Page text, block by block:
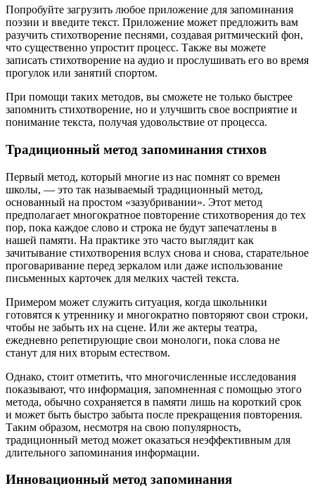
Попробуйте загрузить любое приложение для запоминания
поэзии и введите текст. Приложение может предложить вам
разучить стихотворение песнями, создавая ритмический фон,
что существенно упростит процесс. Также вы можете
записать стихотворение на аудио и прослушивать его во время
прогулок или занятий спортом.
При помощи таких методов, вы сможете не только быстрее
запомнить стихотворение, но и улучшить свое восприятие и
понимание текста, получая удовольствие от процесса.
Традиционный метод запоминания стихов
Первый метод, который многие из нас помнят со времен
школы, — это так называемый традиционный метод,
основанный на простом «зазубривании». Этот метод
предполагает многократное повторение стихотворения до тех
пор, пока каждое слово и строка не будут запечатлены в
нашей памяти. На практике это часто выглядит как
зачитывание стихотворения вслух снова и снова, старательное
проговаривание перед зеркалом или даже использование
письменных карточек для мелких частей текста.
Примером может служить ситуация, когда школьники
готовятся к утреннику и многократно повторяют свои строки,
чтобы не забыть их на сцене. Или же актеры театра,
ежедневно репетирующие свои монологи, пока слова не
станут для них вторым естеством.
Однако, стоит отметить, что многочисленные исследования
показывают, что информация, запомненная с помощью этого
метода, обычно сохраняется в памяти лишь на короткий срок
и может быть быстро забыта после прекращения повторения.
Таким образом, несмотря на свою популярность,
традиционный метод может оказаться неэффективным для
длительного запоминания информации.
Инновационный метод запоминания